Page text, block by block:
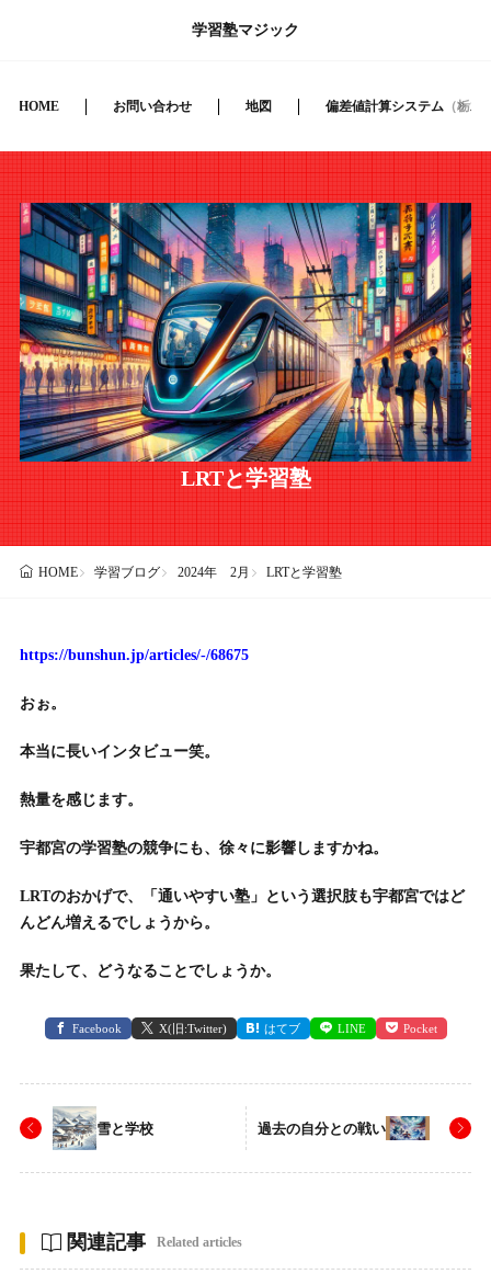
学習塾マジック
HOME お問い合わせ 地図 偏差値計算システム（栃
LRTと学習塾
HOME 学習ブログ 2024年 2月 LRTと学習塾
https://bunshun.jp/articles/-/68675
おぉ。
本当に長いインタビュー笑。
熱量を感じます。
宇都宮の学習塾の競争にも、徐々に影響しますかね。
LRTのおかげで、「通いやすい塾」という選択肢も宇都宮ではど
んどん増えるでしょうから。
果たして、どうなることでしょうか。
Facebook X(旧:Twitter) はてブ LINE Pocket
雪と学校 過去の自分との戦い
関連記事 Related articles